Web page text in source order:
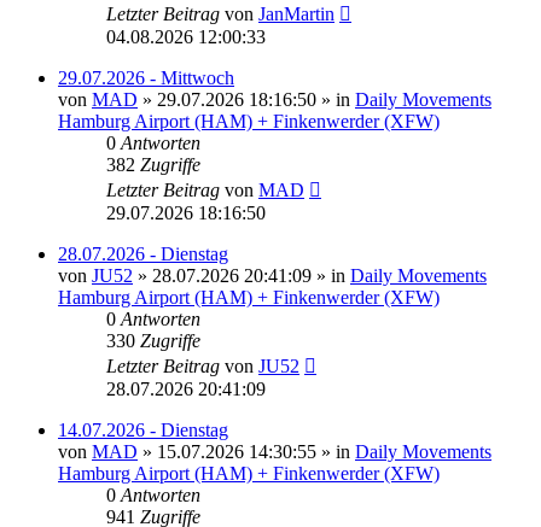
Letzter Beitrag von JanMartin
04.08.2026 12:00:33
29.07.2026 - Mittwoch
von MAD » 29.07.2026 18:16:50 » in Daily Movements
Hamburg Airport (HAM) + Finkenwerder (XFW)
0 Antworten
382 Zugriffe
Letzter Beitrag von MAD
29.07.2026 18:16:50
28.07.2026 - Dienstag
von JU52 » 28.07.2026 20:41:09 » in Daily Movements
Hamburg Airport (HAM) + Finkenwerder (XFW)
0 Antworten
330 Zugriffe
Letzter Beitrag von JU52
28.07.2026 20:41:09
14.07.2026 - Dienstag
von MAD » 15.07.2026 14:30:55 » in Daily Movements
Hamburg Airport (HAM) + Finkenwerder (XFW)
0 Antworten
941 Zugriffe